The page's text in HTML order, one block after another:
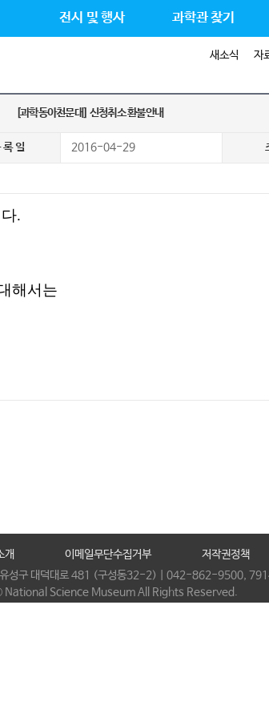
전시 및 행사 과학관 찾기
새소식 자
[과학동아천문대] 신청취소 환불안내
록 일 2016-04-29
.
해서는
개 이메일무단수집거부 저작권정책
성구 대덕대로 481 (구성동32-2) | 042-862-9500,
Science Museum All Rights Reserved.